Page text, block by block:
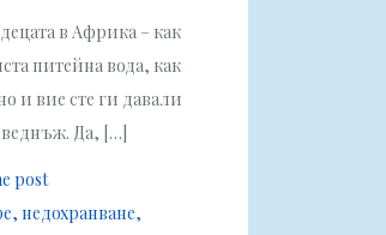
в Африка – как
питейна вода, как
и вие сте ги давали
Да, […]
post
недохранване